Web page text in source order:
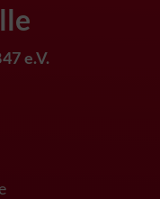
e.V.